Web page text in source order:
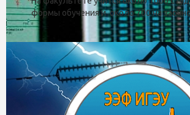
формы обучения и около 700 на